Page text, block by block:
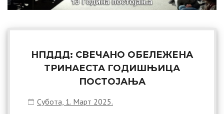
НПДДД: СВЕЧАНО ОБЕЛЕЖЕНА
ТРИНАЕСТА ГОДИШЊИЦА
ПОСТОЈАЊА
Субота, 1. Март 2025.